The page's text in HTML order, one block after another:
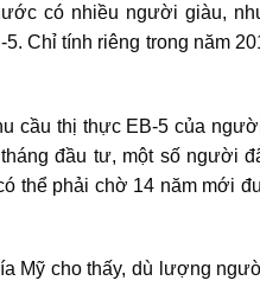
có nhiều người giàu,
Chỉ tính riêng trong năm
cầu thị thực EB-5 của
đầu tư, một số người
thể phải chờ 14 năm mới
Mỹ cho thấy, dù lượng